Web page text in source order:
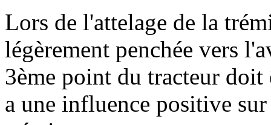
Lors de l'attelage de la
légèrement penchée vers
3ème point du tracteur doit
a une influence positive